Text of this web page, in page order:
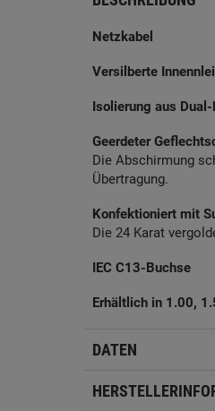
Netzkabel
Versilberte
Isolierung aus
Geerdeter
Die Abschirmung
Übertragung.
Konfektioniert mit
Die 24 Karat
IEC C13-Buchse
Erhältlich in 1.00,
DATEN